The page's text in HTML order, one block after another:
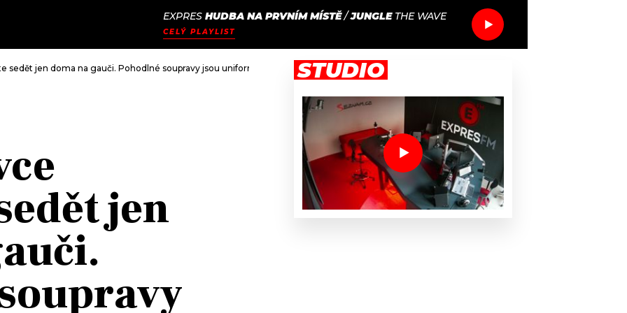
EXPRES HUDBA NA PRVNÍM MÍSTĚ/JUNGLE THE WAVE
CELÝ PLAYLIST
sedět jen doma na gauči. Pohodlné soupravy jsou uniformou městského stylu!
jen
STUDIO